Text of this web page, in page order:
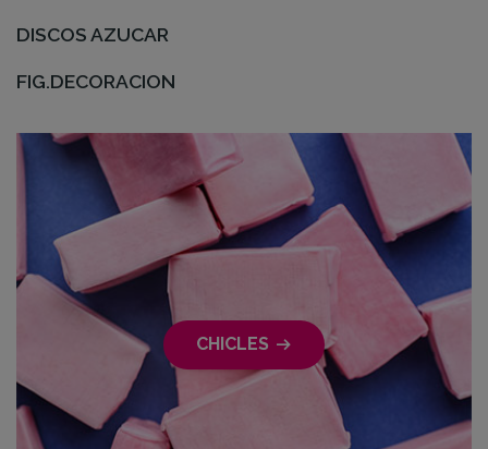
DISCOS AZUCAR
FIG.DECORACION
CHICLES